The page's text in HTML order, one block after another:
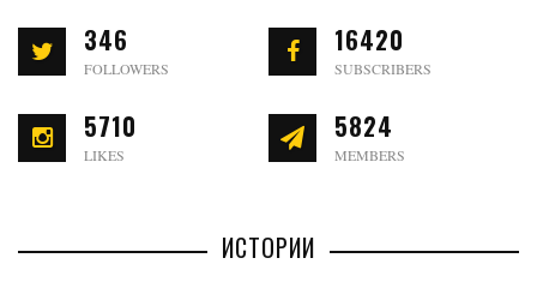
346
FOLLOWERS
16420
SUBSCRIBERS
5710
LIKES
5824
MEMBERS
ИСТОРИИ